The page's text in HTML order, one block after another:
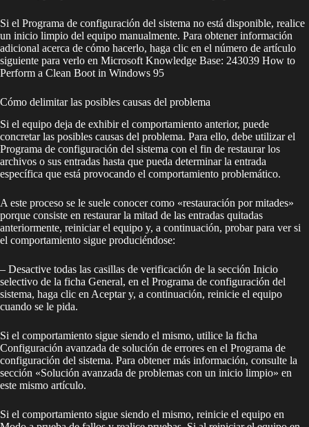
Si el Programa de configuración del sistema no está disponible, realice
un inicio limpio del equipo manualmente. Para obtener información
adicional acerca de cómo hacerlo, haga clic en el número de artículo
siguiente para verlo en Microsoft Knowledge Base: 243039 How to
Perform a Clean Boot in Windows 95
Cómo delimitar las posibles causas del problema
Si el equipo deja de exhibir el comportamiento anterior, puede
concretar las posibles causas del problema. Para ello, debe utilizar el
Programa de configuración del sistema con el fin de restaurar los
archivos o sus entradas hasta que pueda determinar la entrada
específica que está provocando el comportamiento problemático.
A este proceso se le suele conocer como «restauración por mitades»
porque consiste en restaurar la mitad de las entradas quitadas
anteriormente, reiniciar el equipo y, a continuación, probar para ver si
el comportamiento sigue produciéndose:
– Desactive todas las casillas de verificación de la sección Inicio
selectivo de la ficha General, en el Programa de configuración del
sistema, haga clic en Aceptar y, a continuación, reinicie el equipo
cuando se le pida.
Si el comportamiento sigue siendo el mismo, utilice la ficha
Configuración avanzada de solución de errores en el Programa de
configuración del sistema. Para obtener más información, consulte la
sección «Solución avanzada de problemas con un inicio limpio» en
este mismo artículo.
Si el comportamiento sigue siendo el mismo, reinicie el equipo en